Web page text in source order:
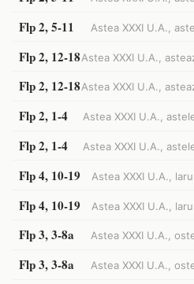
Flp 2, 5-11 Astea XXXI U.A.,
Flp 2, 12-18Astea XXXI U.A.,
Flp 2, 12-18Astea XXXI U.A.,
Flp 2, 1-4 Astea XXXI U.A.,
Flp 2, 1-4 Astea XXXI U.A.,
Flp 4, 10-19 Astea XXXI U.A.,
Flp 4, 10-19 Astea XXXI U.A.,
Flp 3, 3-8a Astea XXXI U.A.,
Flp 3, 3-8a Astea XXXI U.A.,